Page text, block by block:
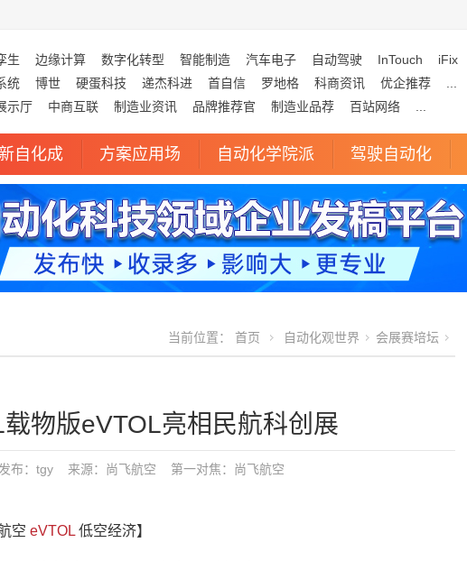
生 边缘计算 数字化转型 智能制造 汽车电子 自动驾驶 InTouch iFix
统
博世 硬蛋科技 递杰科进 首自信 罗地格 科商资讯 优企推荐
示厅
中商互联 制造业资讯 品牌推荐官 制造业品荐 百站网络
自化成 方案应用场 自动化学院派 驾驶自动化
当前位置： 首页 自动化观世界 会展赛培坛
物版eVTOL亮相民航科创展
布：tgy 来源：尚飞航空 第一对焦： 尚飞航空
空 eVTOL 低空经济】